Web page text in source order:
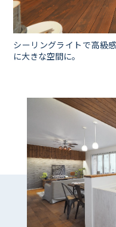
シーリングライトで高級
に大きな空間に。